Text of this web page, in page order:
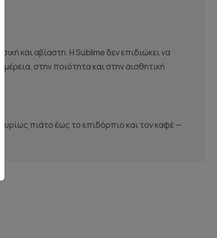
και αβίαστη. Η Sublime δεν επιδιώκει να
στην ποιότητα και στην αισθητική
πιάτο έως το επιδόρπιο και τον καφέ —